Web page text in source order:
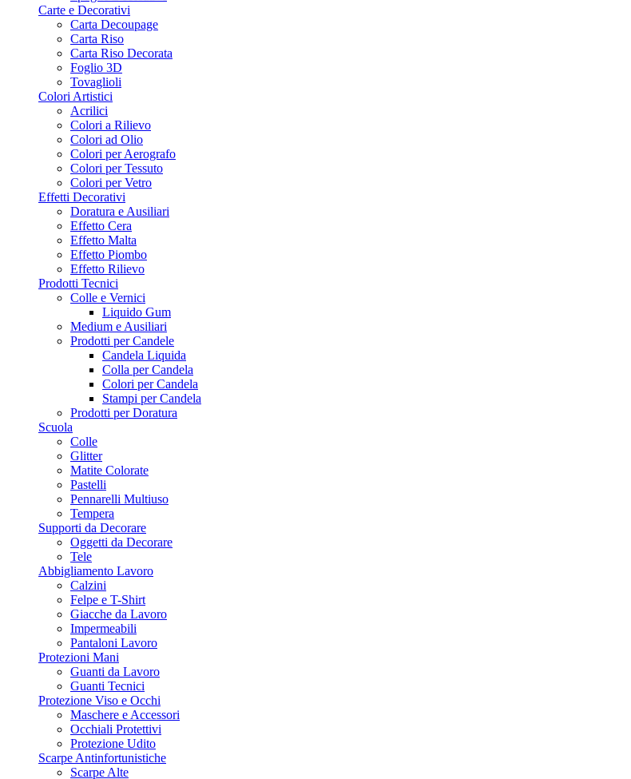
Carte e Decorativi
Carta Decoupage
Carta Riso
Carta Riso Decorata
Foglio 3D
Tovaglioli
Colori Artistici
Acrilici
Colori a Rilievo
Colori ad Olio
Colori per Aerografo
Colori per Tessuto
Colori per Vetro
Effetti Decorativi
Doratura e Ausiliari
Effetto Cera
Effetto Malta
Effetto Piombo
Effetto Rilievo
Prodotti Tecnici
Colle e Vernici
Liquido Gum
Medium e Ausiliari
Prodotti per Candele
Candela Liquida
Colla per Candela
Colori per Candela
Stampi per Candela
Prodotti per Doratura
Scuola
Colle
Glitter
Matite Colorate
Pastelli
Pennarelli Multiuso
Tempera
Supporti da Decorare
Oggetti da Decorare
Tele
Abbigliamento Lavoro
Calzini
Felpe e T-Shirt
Giacche da Lavoro
Impermeabili
Pantaloni Lavoro
Protezioni Mani
Guanti da Lavoro
Guanti Tecnici
Protezione Viso e Occhi
Maschere e Accessori
Occhiali Protettivi
Protezione Udito
Scarpe Antinfortunistiche
Scarpe Alte